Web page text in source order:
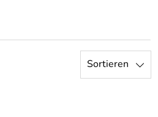
Sortieren